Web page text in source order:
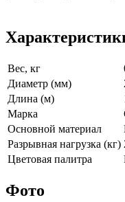
Вес, кг
Диаметр (мм)
Длина (м)
Марка
Основной материал
Разрывная нагрузка (кг)
Цветовая палитра
Фото